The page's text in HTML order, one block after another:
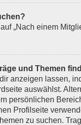
„Nach einem
und Themen
anzeigen lassen,
auswählst.
persönlichen
Profilseite
zu suchen.